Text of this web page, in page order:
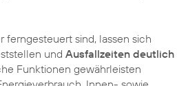
ferngesteuert sind, lassen sich
und Ausfallzeiten deutlich
Funktionen gewährleisten